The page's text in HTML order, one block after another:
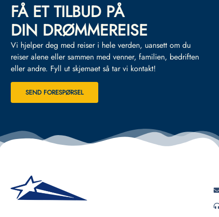
FÅ ET TILBUD PÅ
DIN DRØMMEREISE
Vi hjelper deg med reiser i hele verden, uansett om du
reiser alene eller sammen med venner, familien, bedriften
eller andre. Fyll ut skjemaet så tar vi kontakt!
SEND FORESPØRSEL